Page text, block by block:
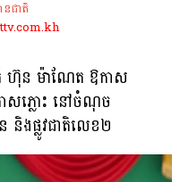
ជាតិ
ហ៊ុន ម៉ាណែត ឱកាស
ាសភ្លោះ នៅចំណុច
ងផ្លូវជាតិលេខ២